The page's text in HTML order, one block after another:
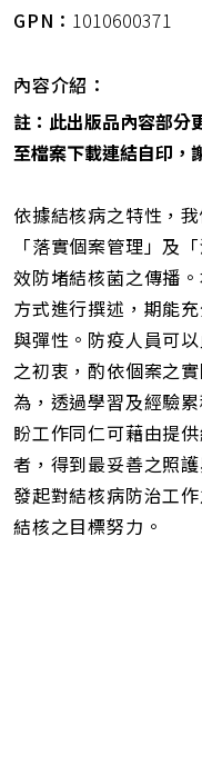
GPN： 1010600371
內容介紹：
註：此出版品內容部分
至檔案下載連結自印，
依據結核病之特性，
「落實個案管理」及
效防堵結核菌之傳播
方式進行撰述，期能
與彈性。防疫人員可
之初衷，酌依個案之
為，透過學習及經驗
盼工作同仁可藉由提
者，得到最妥善之照
發起對結核病防治工
結核之目標努力。